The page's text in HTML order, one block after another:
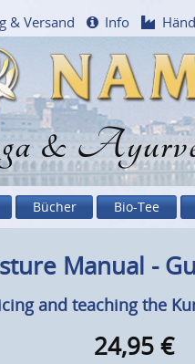
&
& Versand Info
Bücher Bio-Tee
Manual -
and teaching the
24,95€